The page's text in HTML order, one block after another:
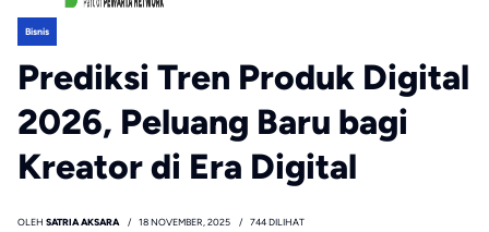
Bisnis
Prediksi Tren Produk Digital
2026, Peluang Baru bagi
Kreator di Era Digital
OLEH SATRIA AKSARA 18 NOVEMBER, 2025 744 DILIHAT